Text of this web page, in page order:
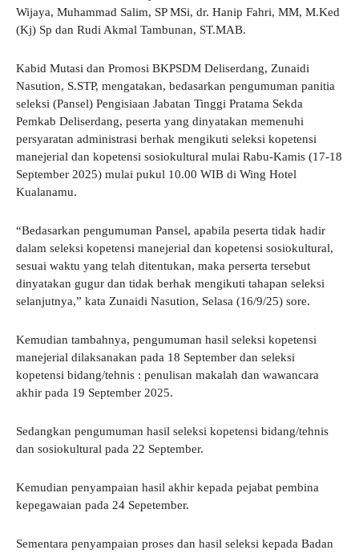
Wijaya, Muhammad Salim, SP MSi, dr. Hanip Fahri, MM, M.Ked
(Kj) Sp dan Rudi Akmal Tambunan, ST.MAB.
Kabid Mutasi dan Promosi BKPSDM Deliserdang, Zunaidi
Nasution, S.STP, mengatakan, bedasarkan pengumuman panitia
seleksi (Pansel) Pengisiaan Jabatan Tinggi Pratama Sekda
Pemkab Deliserdang, peserta yang dinyatakan memenuhi
persyaratan administrasi berhak mengikuti seleksi kopetensi
manejerial dan kopetensi sosiokultural mulai Rabu-Kamis (17-18
September 2025) mulai pukul 10.00 WIB di Wing Hotel
Kualanamu.
“Bedasarkan pengumuman Pansel, apabila peserta tidak hadir
dalam seleksi kopetensi manejerial dan kopetensi sosiokultural,
sesuai waktu yang telah ditentukan, maka perserta tersebut
dinyatakan gugur dan tidak berhak mengikuti tahapan seleksi
selanjutnya,” kata Zunaidi Nasution, Selasa (16/9/25) sore.
Kemudian tambahnya, pengumuman hasil seleksi kopetensi
manejerial dilaksanakan pada 18 September dan seleksi
kopetensi bidang/tehnis : penulisan makalah dan wawancara
akhir pada 19 September 2025.
Sedangkan pengumuman hasil seleksi kopetensi bidang/tehnis
dan sosiokultural pada 22 September.
Kemudian penyampaian hasil akhir kepada pejabat pembina
kepegawaian pada 24 Sepetember.
Sementara penyampaian proses dan hasil seleksi kepada Badan